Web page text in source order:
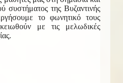
συστήματος της Βυζαντινής
το φωνητικό τους
με τις μελωδικές